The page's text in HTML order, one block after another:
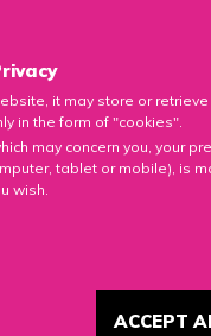
0
it may store or
in the form of "cookies".
may concern you, your
tablet or mobile), is
wish.
ACCEPT